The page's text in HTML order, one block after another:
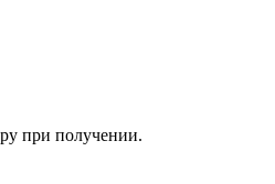
при получении.